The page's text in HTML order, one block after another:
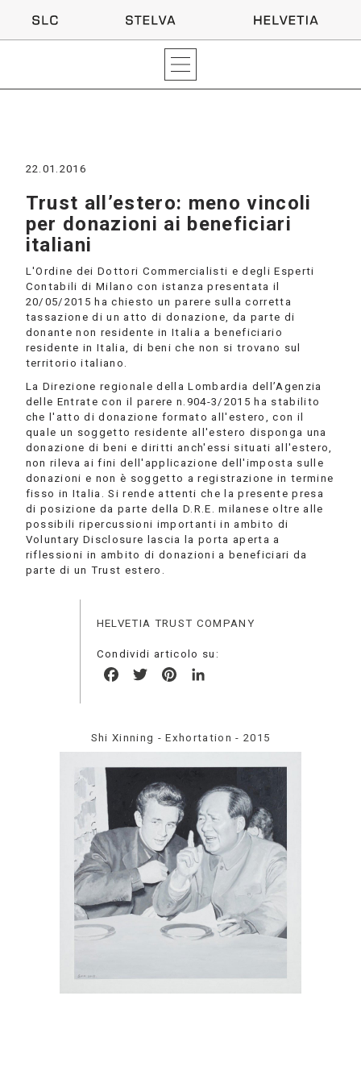
22.01.2016
Trust all’estero: meno vincoli
per donazioni ai beneficiari
italiani
L'Ordine dei Dottori Commercialisti e degli Esperti
Contabili di Milano con istanza presentata il
20/05/2015 ha chiesto un parere sulla corretta
tassazione di un atto di donazione, da parte di
donante non residente in Italia a beneficiario
residente in Italia, di beni che non si trovano sul
territorio italiano.
La Direzione regionale della Lombardia dell’Agenzia
delle Entrate con il parere n.904-3/2015 ha stabilito
che l'atto di donazione formato all'estero, con il
quale un soggetto residente all'estero disponga una
donazione di beni e diritti anch'essi situati all'estero,
non rileva ai fini dell'applicazione dell'imposta sulle
donazioni e non è soggetto a registrazione in termine
fisso in Italia. Si rende attenti che la presente presa
di posizione da parte della D.R.E. milanese oltre alle
possibili ripercussioni importanti in ambito di
Voluntary Disclosure lascia la porta aperta a
riflessioni in ambito di donazioni a beneficiari da
parte di un Trust estero.
HELVETIA TRUST COMPANY
Condividi articolo su:
FacebookTwitterPinterest
Shi Xinning - Exhortation - 2015